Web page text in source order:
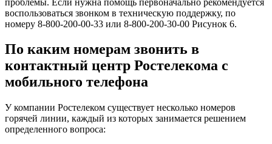
воспользоваться звонком в техническую поддержку, по
номеру 8-800-200-00-33 или 8-800-200-30-00 Рисунок 6.
По каким номерам звонить в
контактный центр Ростелекома с
мобильного телефона
У компании Ростелеком существует несколько номеров
горячей линии, каждый из которых занимается решением
определенного вопроса: